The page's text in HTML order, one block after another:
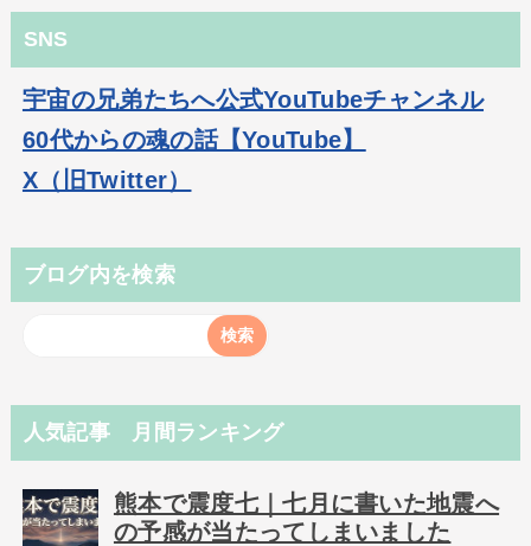
SNS
宇宙の兄弟たちへ公式YouTubeチャンネル
60代からの魂の話【YouTube】
X（旧Twitter）
ブログ内を検索
人気記事 月間ランキング
熊本で震度七｜七月に書いた地震へ
の予感が当たってしまいました